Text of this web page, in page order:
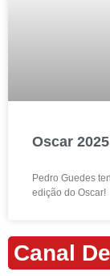
Oscar
Pedro Guedes
edição do Oscar!
Canal